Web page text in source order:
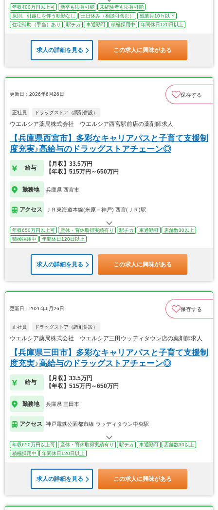
年収400万円以上可 新卒も応募可能
未経験者も応募可能
原則、引越しを伴う転勤なし
土日休み（相談可含む）
残業月10ｈ以下
住宅補助（手当）あり
駅チカ 車通勤可 積極採用中 年間休日120日以上
求人の詳細を見る この求人に興味がある
更新日：2026年6月26日 保存する
正社員 ドラッグストア（調剤併設）
ウエルシア薬局株式会社 ウエルシア西宮駅前店の薬剤師求人
【兵庫県西宮市】多彩なキャリアパスと子育て支援制
度充実♪高給与のドラッグストアチェーン◎
給与
【月収】33.5万円
【年収】515万円～650万円
勤務地 兵庫県 西宮市
アクセス ＪＲ東海道本線(米原－神戸) 西宮(ＪＲ)駅
年収650万円以上可 産休・育休取得実績有り 駅チカ 車通勤可
店舗数30以上
積極採用中
年間休日120日以上
求人の詳細を見る この求人に興味がある
更新日：2026年6月26日 保存する
正社員 ドラッグストア（調剤併設）
ウエルシア薬局株式会社 ウエルシア三田ウッディタウン店の薬剤師求人
【兵庫県三田市】多彩なキャリアパスと子育て支援制
度充実♪高給与のドラッグストアチェーン◎
給与
【月収】33.5万円
【年収】515万円～650万円
勤務地 兵庫県 三田市
アクセス 神戸電鉄公園都市線 ウッディタウン中央駅
年収650万円以上可 産休・育休取得実績有り 駅チカ 車通勤可
店舗数30以上
積極採用中
年間休日120日以上
求人の詳細を見る この求人に興味がある